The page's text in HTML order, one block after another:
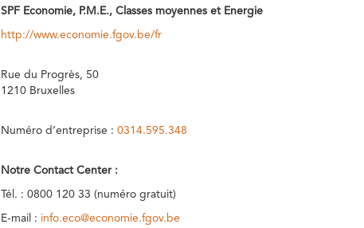
SPF Economie, P.M.E., Classes moyennes et Energie
http://www.economie.fgov.be/fr
Rue du Progrès, 50
1210 Bruxelles
Numéro d’entreprise : 0314.595.348
Notre Contact Center :
Tél. : 0800 120 33 (numéro gratuit)
E-mail : info.eco@economie.fgov.be